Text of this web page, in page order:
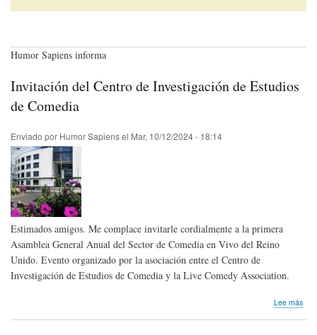
Humor Sapiens informa
Invitación del Centro de Investigación de Estudios
de Comedia
Enviado por Humor Sapiensel Mar, 10/12/2024 - 18:14
Estimados amigos. Me complace invitarle cordialmente a la primera
Asamblea General Anual del Sector de Comedia en Vivo del Reino
Unido. Evento organizado por la asociación entre el Centro de
Investigación de Estudios de Comedia y la Live Comedy Association.
Lee más